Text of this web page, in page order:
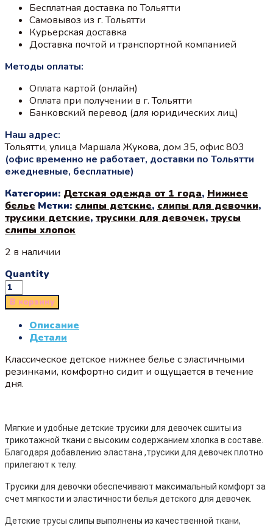
Бесплатная доставка по Тольятти
Самовывоз из г. Тольятти
Курьерская доставка
Доставка почтой и транспортной компанией
Методы оплаты:
Оплата картой (онлайн)
Оплата при получении в г. Тольятти
Банковский перевод (для юридических лиц)
Наш адрес:
Тольятти, улица Маршала Жукова, дом 35, офис 803
(офис временно не работает, доставки по Тольятти
ежедневные, бесплатные)
Категории: Детская одежда от 1 года, Нижнее
белье Метки: слипы детские, слипы для девочки,
трусики детские, трусики для девочек, трусы
слипы хлопок
2 в наличии
Quantity
В корзину
Описание
Детали
Классическое детское нижнее белье с эластичными
резинками, комфортно сидит и ощущается в течение
дня.
Мягкие и удобные детские трусики для девочек сшиты из
трикотажной ткани с высоким содержанием хлопка в составе.
Благодаря добавлению эластана ,трусики для девочек плотно
прилегают к телу.
Трусики для девочки обеспечивают максимальный комфорт за
счет мягкости и эластичности белья детского для девочек.
Детские трусы слипы выполнены из качественной ткани,